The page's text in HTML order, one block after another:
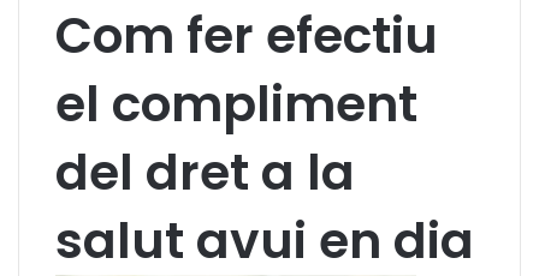
Com fer efectiu
el compliment
del dret a la
salut avui en dia